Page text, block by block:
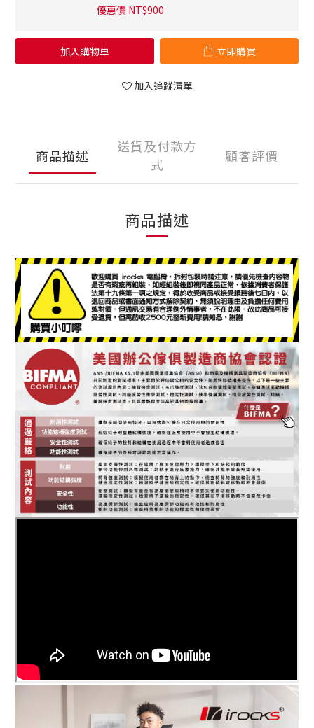
優惠價 NT$900
加入購物車 立即購買
加入追蹤清單
商品描述
送貨及付款方
式
顧客評價
商品描述